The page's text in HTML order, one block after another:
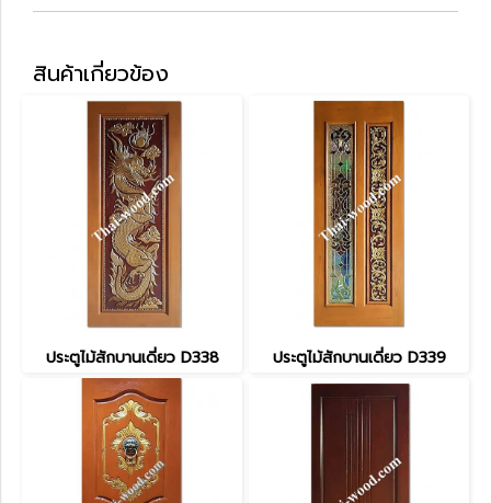
สินค้าเกี่ยวข้อง
ประตูไม้สักบานเดี่ยว D338 ประตูไม้สักบานเดี่ยว D339